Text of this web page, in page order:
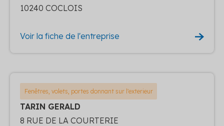
10240 COCLOIS
Voir la fiche de l'entreprise
Fenêtres, volets, portes donnant sur l'exterieur
TARIN GERALD
8 RUE DE LA COURTERIE